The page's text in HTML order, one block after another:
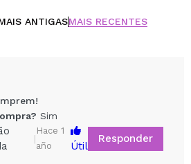
ANTIGASMAIS RECENTES
Sim
|
Hace 1
año
Útil
Responder